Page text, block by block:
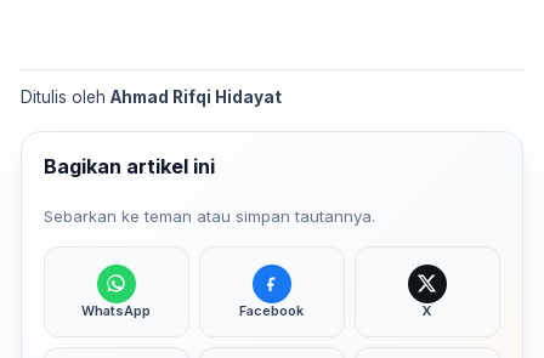
Ditulis oleh Ahmad Rifqi Hidayat
Bagikan artikel ini
Sebarkan ke teman atau simpan tautannya.
WhatsApp Facebook X